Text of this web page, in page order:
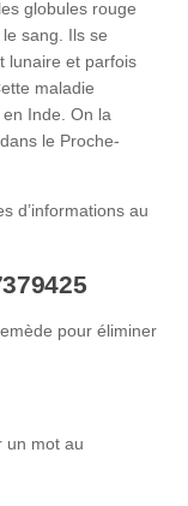
globules rouge
sang. Ils se
lunaire et parfois
maladie
Inde. On la
le Proche-
d’informations au
pour éliminer
un mot au